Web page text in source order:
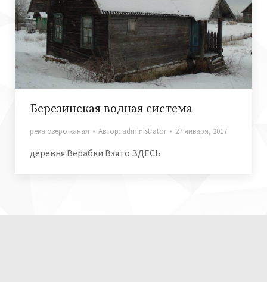
Березинская водная система
река озеро канал Автор: administrator 27 января, 2017
деревня Верабки Взято ЗДЕСЬ